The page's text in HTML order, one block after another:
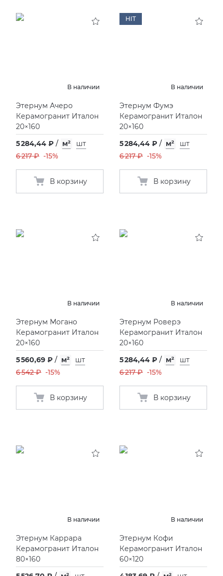
В наличии
Этернум Ачеро
Керамогранит Италон
20×160
5 284,44 ₽ / м²
шт
6 217 ₽ -15%
В корзину
HIT
В наличии
Этернум Фумэ
Керамогранит Италон
20×160
5 284,44 ₽ / м²
шт
6 217 ₽ -15%
В корзину
В наличии
Этернум Могано
Керамогранит Италон
20×160
5 560,69 ₽ / м²
шт
6 542 ₽ -15%
В корзину
В наличии
Этернум Роверэ
Керамогранит Италон
20×160
5 284,44 ₽ / м²
шт
6 217 ₽ -15%
В корзину
В наличии
Этернум Каррара
Керамогранит Италон
80×160
В наличии
Этернум Кофи
Керамогранит Италон
60×120